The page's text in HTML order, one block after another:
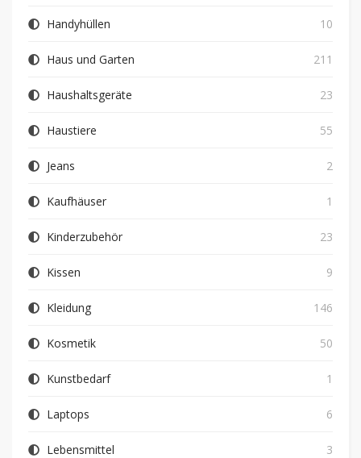
Handyhüllen 10
Haus und Garten 211
Haushaltsgeräte 23
Haustiere 55
Jeans 2
Kaufhäuser 1
Kinderzubehör 23
Kissen 9
Kleidung 146
Kosmetik 50
Kunstbedarf 1
Laptops 6
Lebensmittel 3